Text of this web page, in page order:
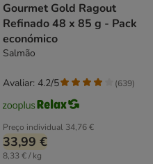
Gourmet Gold Ragout
Refinado 48 x 85 g - Pack
económico
Salmão
Preço individual 34,76 €
33,99 €
8,33 € / kg
Avaliar: 4.2/5 (639)